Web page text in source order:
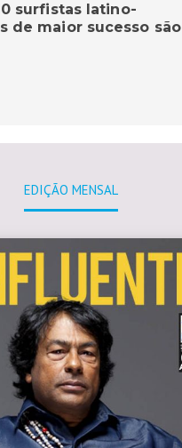
surfistas latino-
de maior sucesso são
EDIÇÃO MENSAL